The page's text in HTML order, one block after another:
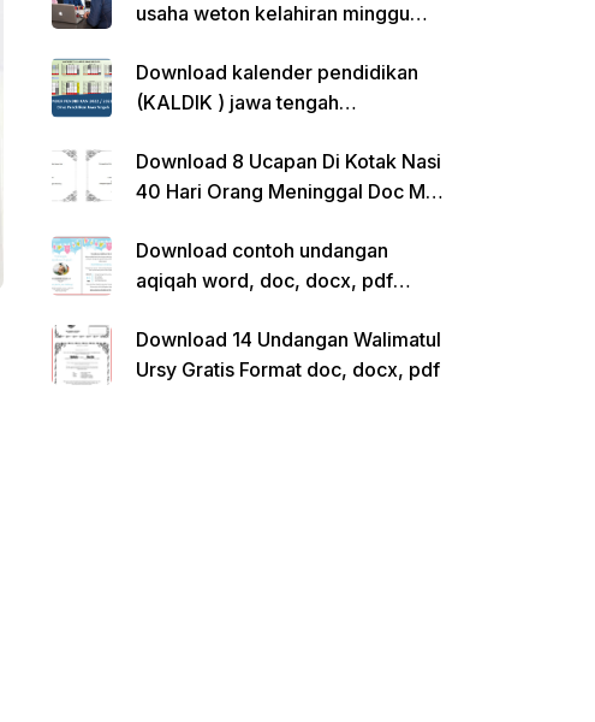
usaha weton kelahiran minggu
Download kalender pendidikan
(KALDIK ) jawa tengah
Download 8 Ucapan Di Kotak Nasi
40 Hari Orang Meninggal Doc Ms.
Download contoh undangan
aqiqah word, doc, docx, pdf
Download 14 Undangan Walimatul
Ursy Gratis Format doc, docx, pdf